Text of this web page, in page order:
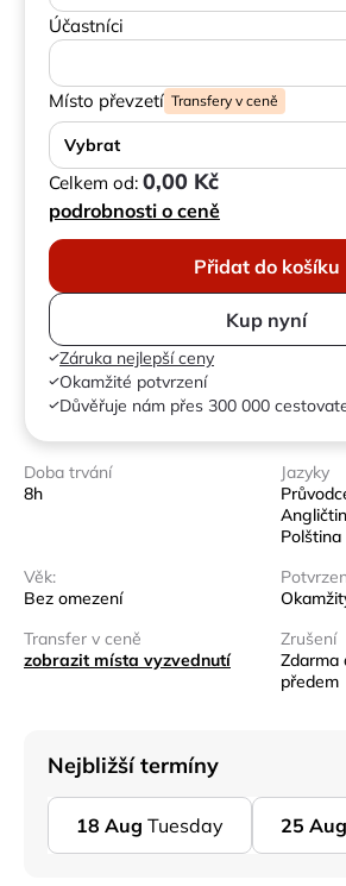
Účastníci
Místo převzetí Transfery v ceně
Vybrat
Celkem od: 0,00 Kč
podrobnosti o ceně
Přidat do košíku
Kup nyní
Záruka nejlepší ceny
Okamžité potvrzení
Důvěřuje nám přes 300 000
Doba trvání
8h
Jazyky
Polština
Věk:
Bez omezení
Transfer v ceně
zobrazit místa vyzvednutí
Zrušení
Zdarma
předem
Nejbližší termíny
18 Aug Tuesday 25 Aug